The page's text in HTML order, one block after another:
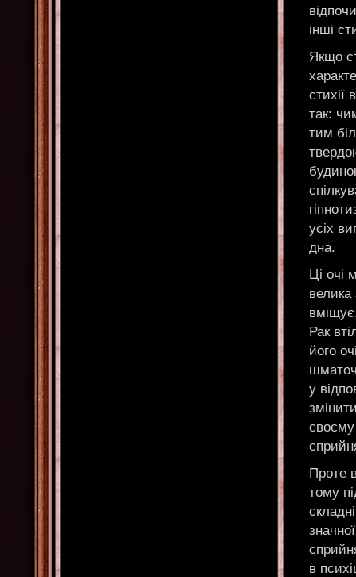
інші
Якщо
стихії
так:
тим
усіх
дна.
Ці очі
Рак
його
у
Проте
тому
в